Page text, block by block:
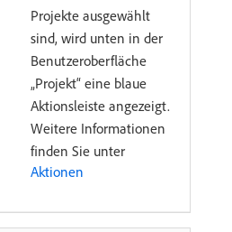
Projekte ausgewählt
sind, wird unten in der
Benutzeroberfläche
„Projekt“ eine blaue
Aktionsleiste angezeigt.
Weitere Informationen
finden Sie unter
Aktionen